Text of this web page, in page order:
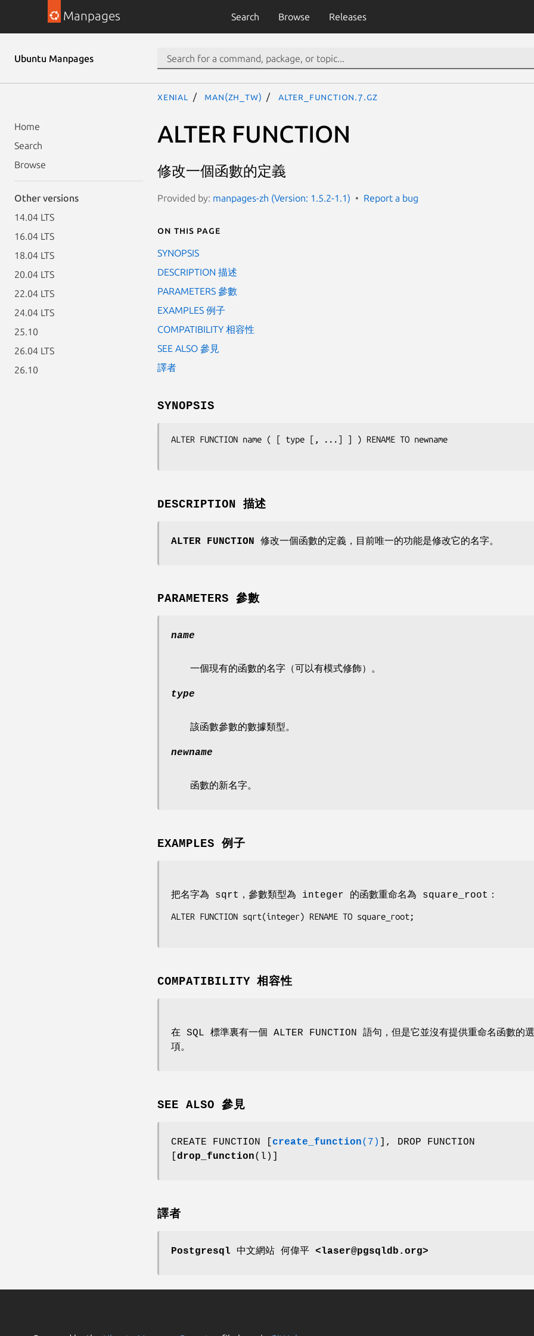
Manpages Search Browse Releases
Ubuntu Manpages
Home
Search
Browse
Other versions
14.04 LTS
16.04 LTS
18.04 LTS
20.04 LTS
22.04 LTS
24.04 LTS
25.10
26.04 LTS
26.10
xenial man(zh_TW) alter_function.7.gz
ALTER FUNCTION
修改一個函數的定義
Provided by: manpages-zh (Version: 1.5.2-1.1) Report a bug
On this page
SYNOPSIS
DESCRIPTION 描述
PARAMETERS 參數
EXAMPLES 例子
COMPATIBILITY 相容性
SEE ALSO 參見
譯者
SYNOPSIS
ALTER FUNCTION name ( [ type [, ...] ] ) RENAME TO newname
DESCRIPTION 描述
ALTER FUNCTION 修改一個函數的定義，目前唯一的功能是修改它的名字。
PARAMETERS 參數
name
一個現有的函數的名字（可以有模式修飾）。
type
該函數參數的數據類型。
newname
函數的新名字。
EXAMPLES 例子
把名字為 sqrt，參數類型為 integer 的函數重命名為 square_root：
ALTER FUNCTION sqrt(integer) RENAME TO square_root;
COMPATIBILITY 相容性
在 SQL 標準裏有一個 ALTER FUNCTION 語句，但是它並沒有提供重命名函數的選
項。
SEE ALSO 參見
CREATE FUNCTION [ create_function(7)
], DROP FUNCTION
drop_function(l)]
譯者
Postgresql 中文網站 何偉平 <laser@pgsqldb.org>